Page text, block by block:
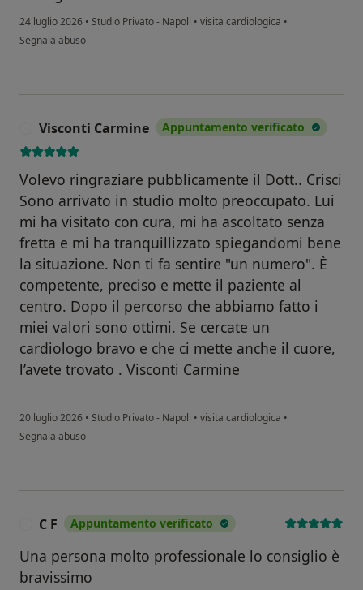
24 luglio 2026 • Studio Privato - Napoli • visita cardiologica •
secondo l'opinione dell'utente Angelina M,
Segnala abuso
Visconti Carmine Appuntamento verificato
Volevo ringraziare pubblicamente il Dott.. Crisci
Sono arrivato in studio molto preoccupato. Lui
mi ha visitato con cura, mi ha ascoltato senza
fretta e mi ha tranquillizzato spiegandomi bene
la situazione. Non ti fa sentire "un numero". È
competente, preciso e mette il paziente al
centro. Dopo il percorso che abbiamo fatto i
miei valori sono ottimi. Se cercate un
cardiologo bravo e che ci mette anche il cuore,
l’avete trovato . Visconti Carmine
20 luglio 2026 • Studio Privato - Napoli • visita cardiologica •
secondo l'opinione dell'utente Visconti Carmine
Segnala abuso
C F Appuntamento verificato
Una persona molto professionale lo consiglio è
bravissimo